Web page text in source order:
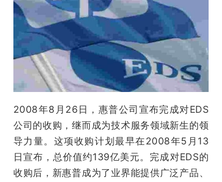
2008年8月26日，惠普公司宣布完成对EDS
公司的收购，继而成为技术服务领域新生的领
导力量。这项收购计划最早在2008年5月13
日宣布，总价值约139亿美元。完成对EDS的
收购后，新惠普成为了业界能提供广泛产品、